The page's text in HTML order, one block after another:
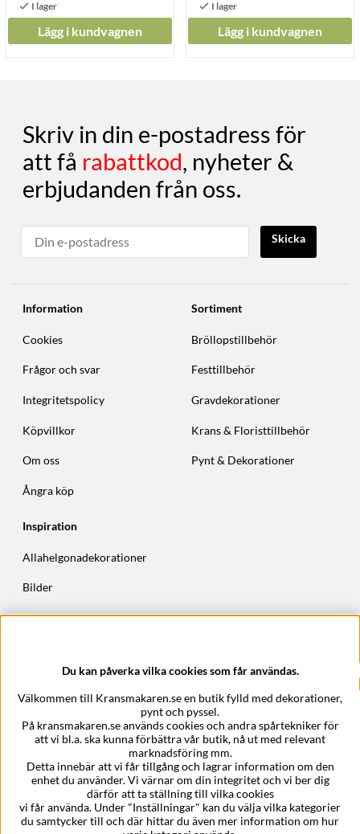
Lägg i kundvagnen Lägg i kundvagnen
Skriv in din e-postadress för
att få rabattkod, nyheter &
erbjudanden från oss.
Skicka
Information
Cookies
Frågor och svar
Integritetspolicy
Köpvillkor
Om oss
Ångra köp
Sortiment
Bröllopstillbehör
Festtillbehör
Gravdekorationer
Krans & Floristtillbehör
Pynt & Dekorationer
Inspiration
Allahelgonadekorationer
Bilder
Höstkransar
Epost:support@kransmakaren.se
Du kan påverka vilka cookies som får användas.
Välkommen till Kransmakaren.se en butik fylld med dekorationer,
pynt och pyssel.
På kransmakaren.se används cookies och andra spårtekniker för
att vi bl.a. ska kunna förbättra vår butik, nå ut med relevant
marknadsföring mm.
Detta innebär att vi får tillgång och lagrar information om den
enhet du använder. Vi värnar om din integritet och vi ber dig
därför att ta ställning till vilka cookies
vi får använda. Under "Inställningar" kan du välja vilka kategorier
du samtycker till och där hittar du även mer information om hur